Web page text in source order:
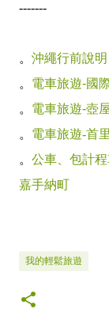
-------
。 沖繩行前說明
。 電車旅遊-國
。 電車旅遊-壺
。 電車旅遊-首
。 公車、包計
嘉手納町
我的輕鬆旅遊